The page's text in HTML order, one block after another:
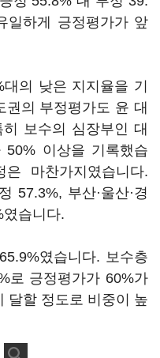
일하게 긍정평가가 앞
의 낮은 지지율을 기
의 부정평가도 윤 대
보수의 심장부인 대
50% 이상을 기록했습
은 마찬가지였습니다.
57.3%, 부산·울산·경
습니다.
였습니다. 보수층
로 긍정평가가 60%가
달할 정도로 비중이 높